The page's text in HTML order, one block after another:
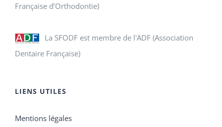
Française d’Orthodontie)
La SFODF est membre de l'ADF (Association
Dentaire Française)
LIENS UTILES
Mentions légales